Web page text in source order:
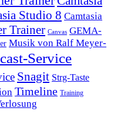
Studio 8 Camtasia
Trainer Canvas GEMA-
Musik von Ralf Meyer-
Service
Snagit Strg-Taste
Timeline Training